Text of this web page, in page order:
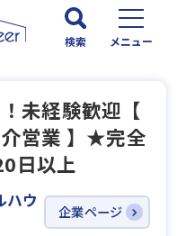
検索 メニュー
未経験歓迎【
営業 】★完全
日以上
ハウ
企業ページ